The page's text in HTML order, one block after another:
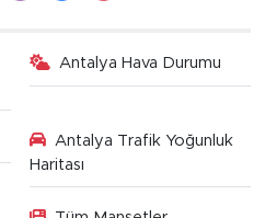
Antalya Hava Durumu
Antalya Trafik Yoğunluk
Haritası